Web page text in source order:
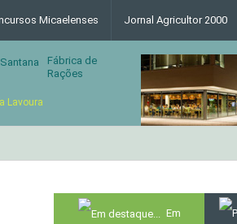
Micaelenses Jornal Agricultor 2000
Fábrica de
Rações
Lavoura
Em